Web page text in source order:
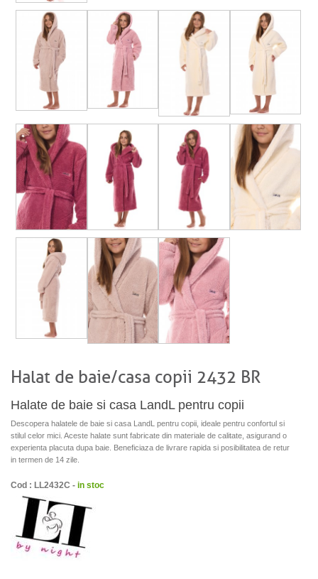
Halat de baie/casa copii 2432 BR
Halate de baie si casa LandL pentru copii
Descopera halatele de baie si casa LandL pentru copii, ideale pentru confortul si
stilul celor mici. Aceste halate sunt fabricate din materiale de calitate, asigurand o
experienta placuta dupa baie. Beneficiaza de livrare rapida si posibilitatea de retur
in termen de 14 zile.
Cod : LL2432C - in stoc